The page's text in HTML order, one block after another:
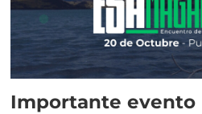
Importante evento